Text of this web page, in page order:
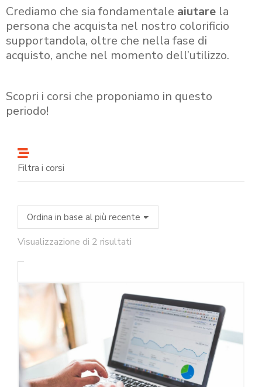
Crediamo che sia fondamentale aiutare la
persona che acquista nel nostro colorificio
supportandola, oltre che nella fase di
acquisto, anche nel momento dell’utilizzo.
Scopri i corsi che proponiamo in questo
periodo!
Filtra i corsi
Visualizzazione di 2 risultati